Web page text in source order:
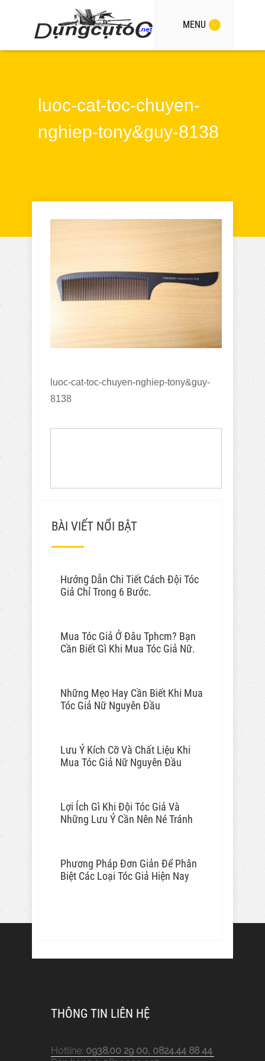
MENU
luoc-cat-toc-chuyen-
nghiep-tony&guy-8138
luoc-cat-toc-chuyen-nghiep-tony&guy-
8138
BÀI VIẾT NỔI BẬT
Hướng Dẫn Chi Tiết Cách Đội Tóc
Giả Chỉ Trong 6 Bước.
Mua Tóc Giả Ở Đâu Tphcm? Bạn
Cần Biết Gì Khi Mua Tóc Giả Nữ.
Những Mẹo Hay Cần Biết Khi Mua
Tóc Giả Nữ Nguyên Đầu
Lưu Ý Kích Cỡ Và Chất Liệu Khi
Mua Tóc Giả Nữ Nguyên Đầu
Lợi Ích Gì Khi Đội Tóc Giả Và
Những Lưu Ý Cần Nên Né Tránh
Phương Pháp Đơn Giản Để Phân
Biệt Các Loại Tóc Giả Hiện Nay
THÔNG TIN LIÊN HỆ
Hotline: 0938.00 29 00, 0824.44 88 44